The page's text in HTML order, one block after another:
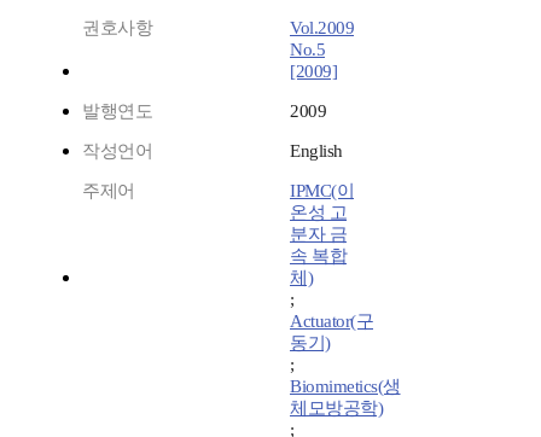
권호사항
Vol.2009
No.5
[2009]
발행연도 2009
작성언어 English
주제어
IPMC(이
온성 고
분자 금
속 복합
체)
;
Actuator(구
동기)
;
Biomimetics(생
체모방공학)
;